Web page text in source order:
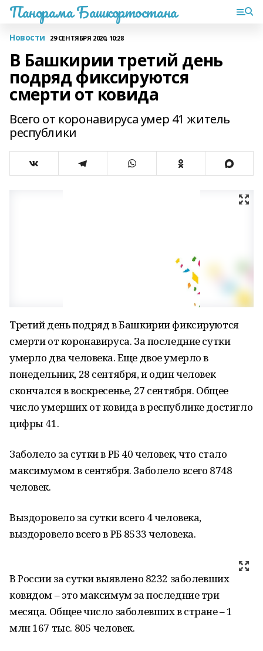
Панорама Башкортостана
Новости 29 СЕНТЯБРЯ 2020, 10:28
В Башкирии третий день
подряд фиксируются
смерти от ковида
Всего от коронавируса умер 41 житель
республики
Третий день подряд в Башкирии фиксируются
смерти от коронавируса. За последние сутки
умерло два человека. Еще двое умерло в
понедельник, 28 сентября, и один человек
скончался в воскресенье, 27 сентября. Общее
число умерших от ковида в республике достигло
цифры 41.
Заболело за сутки в РБ 40 человек, что стало
максимумом в сентября. Заболело всего 8748
человек.
Выздоровело за сутки всего 4 человека,
выздоровело всего в РБ 8533 человека.
В России за сутки выявлено 8232 заболевших
ковидом – это максимум за последние три
месяца. Общее число заболевших в стране – 1
млн 167 тыс. 805 человек.